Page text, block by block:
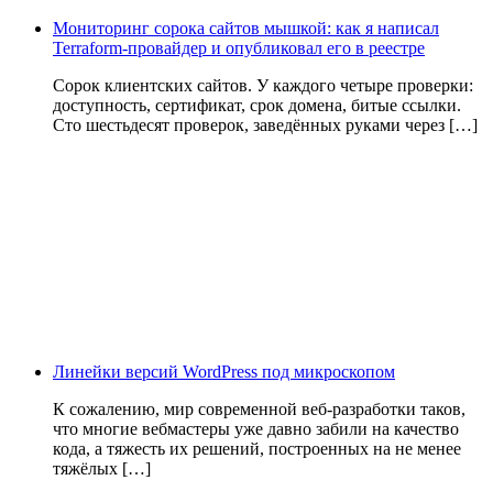
Мониторинг сорока сайтов мышкой: как я написал
Terraform-провайдер и опубликовал его в реестре
Сорок клиентских сайтов. У каждого четыре проверки:
доступность, сертификат, срок домена, битые ссылки.
Сто шестьдесят проверок, заведённых руками через […]
Линейки версий WordPress под микроскопом
К сожалению, мир современной веб-разработки таков,
что многие вебмастеры уже давно забили на качество
кода, а тяжесть их решений, построенных на не менее
тяжёлых […]